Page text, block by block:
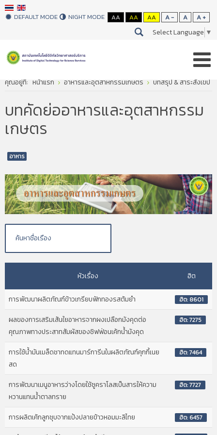
DEFAULT MODE NIGHT MODE AA AA AA A - A A +
Select Language ▼
คุณอยู่ที่: หน้าแรก อาหารและอุตสาหกรรมเกษตร บทสรุป & สาระสังเขป
บทคัดย่ออาหารและอุตสาหกรรม
เกษตร
อาหาร
หัวเรื่อง ฮิต
การพัฒนาผลิตภัณฑ์ข้าวเกรียบฟักทองรสต้มยำ ฮิต: 8601
ผลของการเสริมเส้นใยอาหารจากผงเปลือกมังคุดต่อ
คุณภาพทางประสาทสัมผัสของชิฟฟ่อนเค้กน้ำมังคุด
ฮิต: 7275
การใช้น้ำมันเมล็ดชาทดแทนมาร์การีนในผลิตภัณฑ์คุกกี้เนย
สด
ฮิต: 7464
การพัฒนาเมนูอาหารว่างโดยใช้ซูคราโลสเป็นสารให้ความ
หวานแทนน้ำตาลทราย
ฮิต: 7727
การผลิตเค้กลูกชุบจากแป้งปลายข้าวหอมมะลิไทย ฮิต: 6457